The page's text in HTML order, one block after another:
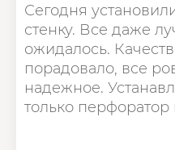
Сегодня
стенку. Все даже
ожидалось.
порадовало, все
надежное.
только перфоратор